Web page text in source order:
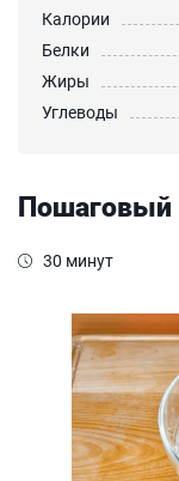
Калории
Белки
Жиры
Углеводы
Пошаговый
30 минут